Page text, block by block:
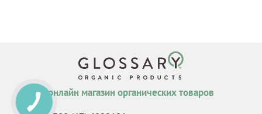
онлайн магазин органических товаров
КНОПКА
СВЯЗИ